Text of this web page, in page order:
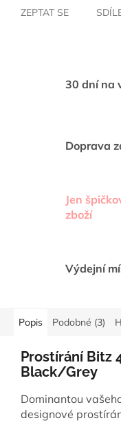
ZEPTAT SE
30 dní na
Doprava
Jen
zboží
Výdejní
Popis Podobné (3)
Prostírání Bitz
Black/Grey
Dominantou
designové